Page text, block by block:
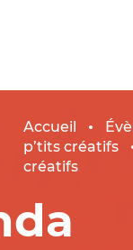
Accueil
p’tits créatifs
créatifs